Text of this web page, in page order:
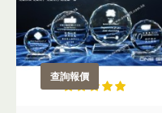
查詢報價